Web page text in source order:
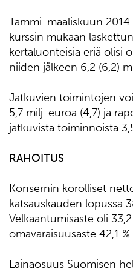
Tammi-maaliskuun 2014
kurssin mukaan
kertaluonteisia eriä olisi
niiden jälkeen 6,2 (6,2)
Jatkuvien toimintojen
5,7 milj. euroa (4,7) ja
jatkuvista toiminnoista
RAHOITUS
Konsernin korolliset
katsauskauden lopussa
Velkaantumisaste oli 33,2
omavaraisuusaste 42,1 %
Lainaosuus Suomisen